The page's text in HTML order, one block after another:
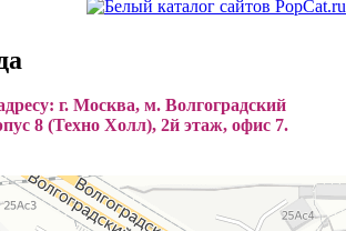
г. Москва, м. Волгоградский
8 (Техно Холл), 2й этаж, офис 7.